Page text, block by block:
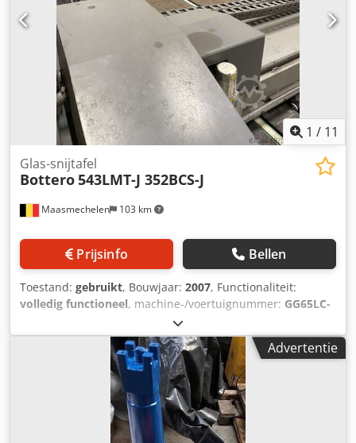
mm Dedpfozq S Ifex Abnokr – Verlenging slangset 1000
mm – Automatische afvoering in de parkeerpositie –
Bouwjaar 2012, gereviseerd door T-S-I in 2016/17 –
Installatie is weinig gebruikt – Verkoop vanaf locatie
Karlsruhe / Zuid-Duitsland – Bezichtiging in overleg
mogelijk
1 / 11
Maasmechelen 103 km
Glas-snijtafel
Bottero543LMT-J 352BCS-J
Prijsinfo Bellen
Toestand: gebruikt, Bouwjaar: 2007, Functionaliteit:
volledig functioneel, machine-/voertuignummer: GG65LC-
380 V
druk:8 bar, Bottero 543LMT-J: PLF float cutting table with
Low-e coating grinder LMT. SN: GG65LC-13642 (2600Kg-
39,1A-10kA) from 2007 Bottero 352 BCS on the end of the
cutting/grinding line as break-out table. SN: GG60SB-3040
(2250Kg - 50Hz - 14,5kVA-380V) from 1995 Dedpfow I Dvkjx
Advertentie